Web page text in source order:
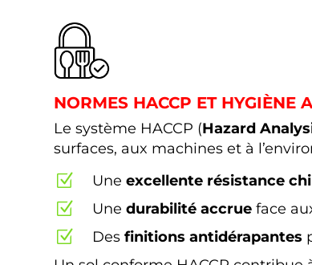
NORMES HACCP ET HYGIÈNE
Le système HACCP (Hazard
surfaces, aux machines et à
Z Une excellente résistance
Z Une durabilité accrueface
Z Des finitions antidérapantes